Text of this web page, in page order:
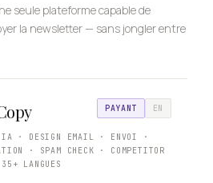
seule plateforme capable de
la newsletter — sans jongler entre
PAYANT EN
IA · DESIGN EMAIL · ENVOI ·
· SPAM CHECK · COMPETITOR
LANGUES